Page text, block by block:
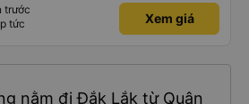
trước
tức
Xem giá
nằm đi Đắk Lắk từ Quận